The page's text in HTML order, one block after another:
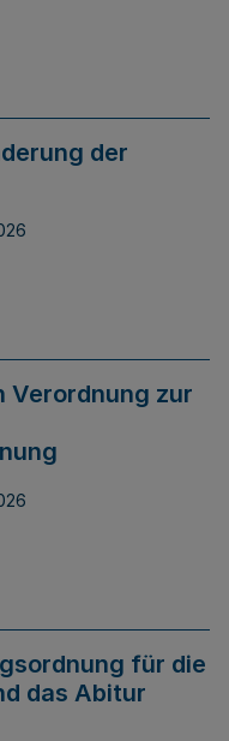
der
Verordnung zur
für die
das Abitur